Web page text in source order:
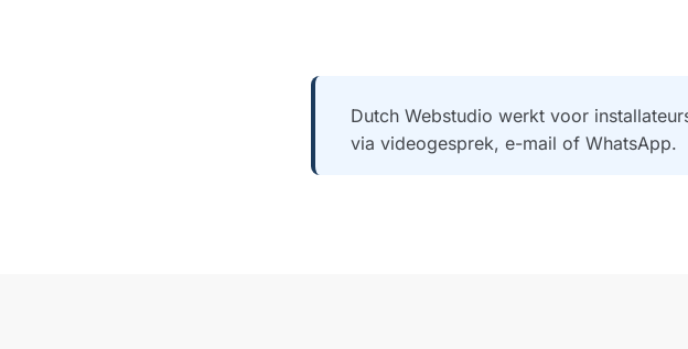
Dutch Webstudio werkt voor
via videogesprek, e-mail of WhatsApp.